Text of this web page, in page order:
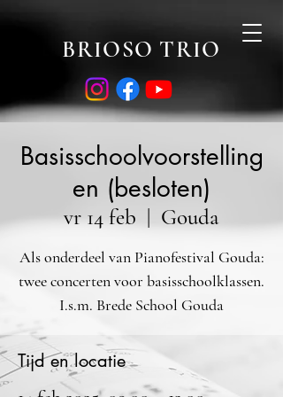
BRIOSO TRIO
Basisschoolvoorstelling
en (besloten)
vr 14 feb
  |
Gouda
Als onderdeel van Pianofestival Gouda:
twee concerten voor basisschoolklassen.
I.s.m. Brede School Gouda
Tijd en locatie